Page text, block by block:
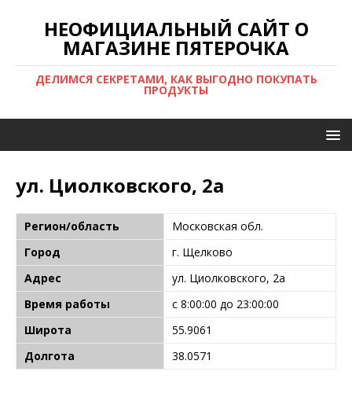
НЕОФИЦИАЛЬНЫЙ САЙТ О
МАГАЗИНЕ ПЯТЕРОЧКА
ДЕЛИМСЯ СЕКРЕТАМИ, КАК ВЫГОДНО ПОКУПАТЬ
ПРОДУКТЫ
ул. Циолковского, 2а
Регион/область
Московская обл.
Город
г. Щелково
Адрес
ул. Циолковского, 2а
Время работы
с 8:00:00 до 23:00:00
Широта
55.9061
Долгота
38.0571